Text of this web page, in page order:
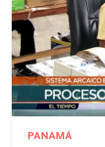
PANAMÁ